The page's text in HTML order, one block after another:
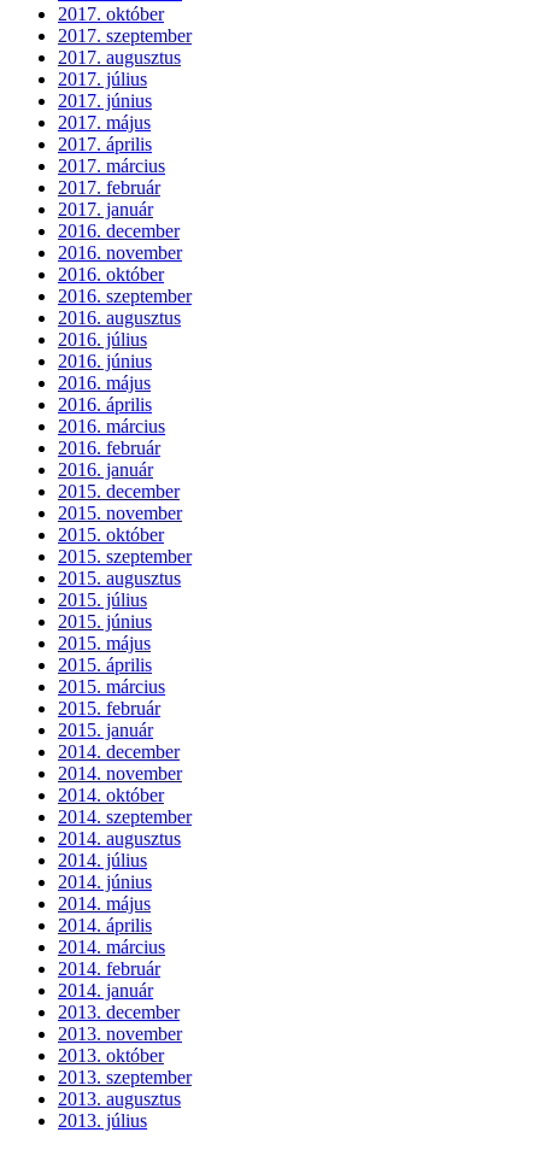
2017. október
2017. szeptember
2017. augusztus
2017. július
2017. június
2017. május
2017. április
2017. március
2017. február
2017. január
2016. december
2016. november
2016. október
2016. szeptember
2016. augusztus
2016. július
2016. június
2016. május
2016. április
2016. március
2016. február
2016. január
2015. december
2015. november
2015. október
2015. szeptember
2015. augusztus
2015. július
2015. június
2015. május
2015. április
2015. március
2015. február
2015. január
2014. december
2014. november
2014. október
2014. szeptember
2014. augusztus
2014. július
2014. június
2014. május
2014. április
2014. március
2014. február
2014. január
2013. december
2013. november
2013. október
2013. szeptember
2013. augusztus
2013. július